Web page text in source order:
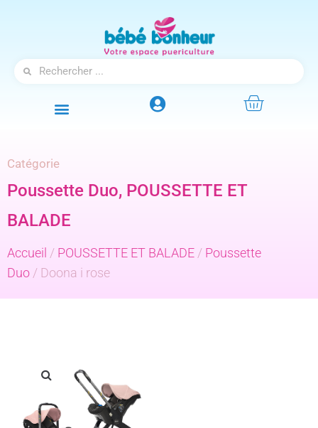
Catégorie
Poussette Duo, POUSSETTE ET
BALADE
Accueil / POUSSETTE ET BALADE / Poussette
Duo / Doona i rose